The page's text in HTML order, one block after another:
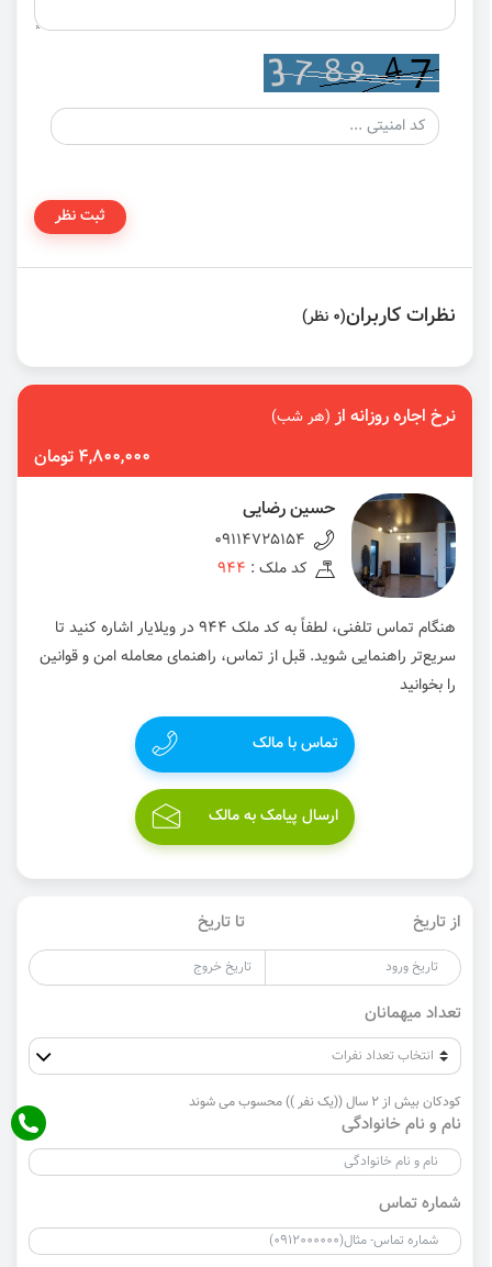
ثبت نظر
نظرات کاربران(0 نظر)
نرخ اجاره روزانه از(هر شب)
4,800,000 تومان
حسین رضایی
09114725154
کد ملک : 944
هنگام تماس تلفنی، لطفاً به کد ملک 944 در ویلایار اشاره کنید تا
سریع‌تر راهنمایی شوید. قبل از تماس، راهنمای معامله امن و قوانین
را بخوانید
تماس با مالک
ارسال پیامک به مالک
از تاریخ تا تاریخ
تعداد میهمانان
کودکان بیش از 2 سال ((یک نفر )) محسوب می شوند
نام و نام خانوادگی
شماره تماس